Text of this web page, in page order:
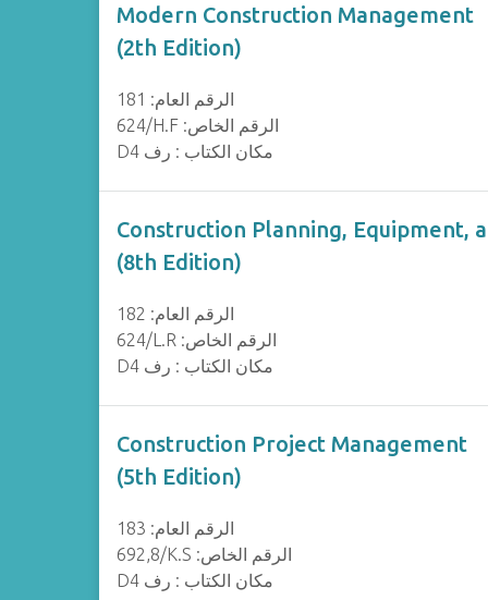
Modern Construction Management
(2th Edition)
الرقم العام: 181
624/H.F :الرقم الخاص
D4 مكان الكتاب : رف
Construction Planning, Equipment,
(8th Edition)
الرقم العام: 182
624/L.R :الرقم الخاص
D4 مكان الكتاب : رف
Construction Project Management
(5th Edition)
الرقم العام: 183
692,8/K.S :الرقم الخاص
D4 مكان الكتاب : رف